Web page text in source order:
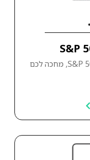
המדריך המלא לאיך להשקיע ב- S&P 500, מחכה לכם